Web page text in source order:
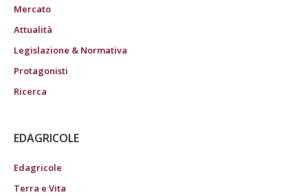
Mercato
Attualità
Legislazione & Normativa
Protagonisti
Ricerca
EDAGRICOLE
Edagricole
Terra e Vita